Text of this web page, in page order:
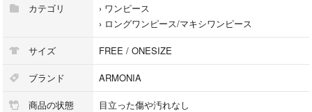
カテゴリ
› ワンピース
› ロングワンピース/マキシワンピース
サイズ FREE / ONESIZE
ブランド ARMONIA
商品の状態 目立った傷や汚れなし